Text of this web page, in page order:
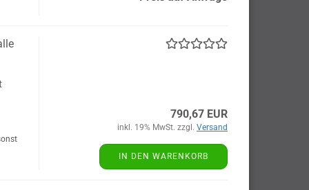
790,67 EUR
inkl. 19% MwSt. zzgl. Versand
IN DEN WARENKORB